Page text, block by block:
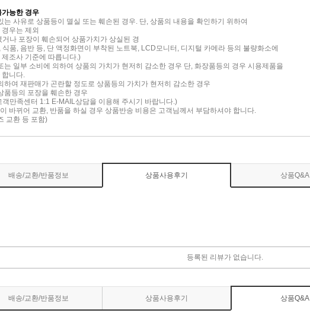
능한 경우
는 사유로 상품등이 멸실 또는 훼손된 경우. 단, 상품의 내용을 확인하기 위하여
우는 제외
나 포장이 훼손되어 상품가치가 상실된 경
식품, 음반 등, 단 액정화면이 부착된 노트북, LCD모니터, 디지털 카메라 등의 불량화소에
조사 기준에 따릅니다.)
는 일부 소비에 의하여 상품의 가치가 현저히 감소한 경우 단, 화장품등의 경우 시용제품을
니다.
하여 재판매가 곤란할 정도로 상품등의 가치가 현저히 감소한 경우
품등의 포장을 훼손한 경우
만족센터 1:1 E-MAIL상담을 이용해 주시기 바랍니다.)
바뀌어 교환, 반품을 하실 경우 상품반송 비용은 고객님께서 부담하셔야 합니다.
교환 등 포함)
배송/교환/반품정보 상품사용후기 상품Q&A
등록된 리뷰가 없습니다.
배송/교환/반품정보 상품사용후기 상품Q&A